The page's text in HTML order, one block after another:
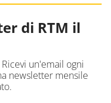
di RTM il
un'email ogni
newsletter mensile